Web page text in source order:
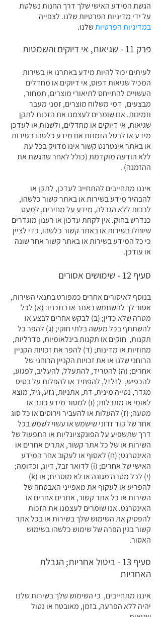
הגשת המידע האישי שלך דרך החנות נשלטת
על ידי מדיניות הפרטיות שלנו. לצפייה
במדיניות הפרטיותשלנו.
פרק 11 - שגיאות, אי דיוקים והשמטות
לעיתים יכול להיות מידע באתרנו או בשירות
המכיל שגיאות דפוס, אי דיוקים או מחדלים
העשויים להתייחס לתיאורי מוצרים, תמחור,
מבצעים, דמי משלוח מוצרים, זמני מעבר
וזמינות. אנו שומרים לעצמנו את הזכות לתקן
שגיאות, אי דיוקים או מחדלים, ולשנות או לעדכן
מידע או לבטל הזמנות אם מידע כלשהו בשירות
או באתר אינטרנט קשור אינו מדויק בכל עת
ללא הודעה מוקדמת (כולל לאחר שהגשת את
ההזמנה) .
איננו מתחייבים להתחייב לעדכן, לתקן או
להבהיר מידע בשירות או באתר קשור כלשהו, ​​
לרבות ללא הגבלה, מידע על מחירים, למעט
כנדרש בחוק. אין לקחת עדכון או רענון מוגדרים
שיוחלו בשירות או באתר קשור כלשהו, ​​כדי לציין
כי כל המידע בשירות או באתר קשור אחר שונה
או עודכן.
סעיף 12 - שימושים אסורים
בנוסף לאיסורים אחרים כמפורט בתנאי השירות,
אסור לך להשתמש באתר או בתכניו: (א) לכל
מטרה שלא כדין; (ב) לבקש אחרים לבצע או
להשתתף בכל מעשה בלתי חוקי; (ג) להפר כל
תקנות, חוקים או תקנות בינלאומיות, פדרליות,
מחוזיות או מדינות; (ד) להפר את זכויות הקניין
הרוחני שלנו או את זכויות הקניין הרוחני של
אחרים; (ה) להטריד, להתעלל, להעליב, לפגוע,
להכפיש, לזלזל, להפחיד או להפלות על בסיס
מגדר, נטייה מינית, דת, אתניות, גזע, גיל, מוצא
לאומי או מוגבלות; (ו) למסור מידע כוזב או
מטעה; (ז) להעלות או להעביר וירוסים או כל סוג
אחר של קוד זדוני שישמש או עשוי לשמש בכל
דרך שתשפיע על הפונקציונליות או התפעול של
השירות או של כל אתר קשור, אתרים אחרים או
האינטרנט; (ח) לאסוף או לעקוב אחר המידע
האישי של אחרים; (i) לדואר זבל, דיוג, וכדומה;
(י) לכל מטרה מגונה או לא מוסרית; או (k)
להפריע או לעקוף את מאפייני האבטחה של
השירות או כל אתר קשור, אתרים אחרים או
האינטרנט. אנו שומרים לעצמנו את הזכות
להפסיק את השימוש שלך בשירות או בכל אתר
קשור בגין הפרה של שימוש כלשהו בשימוש
האסור.
סעיף 13 - ביטול אחריות; הגבלת
האחריות
איננו מתחייבים, כי השימוש שלך בשירות שלנו
יהיה ללא הפרעה, בזמן, מאובטח או נטול